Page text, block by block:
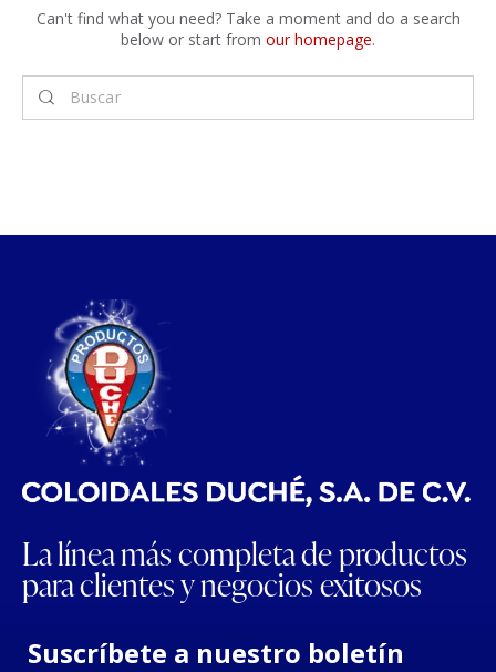
Can't find what you need? Take a moment and do a search
below or start from our homepage.
La línea más completa de productos
para clientes y negocios exitosos
Suscríbete a nuestro boletín